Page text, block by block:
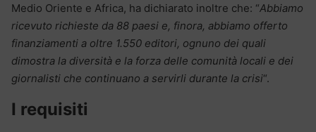
Medio Oriente e Africa, ha dichiarato inoltre che: “Abbiamo
ricevuto richieste da 88 paesi e, finora, abbiamo offerto
finanziamenti a oltre 1.550 editori, ognuno dei quali
dimostra la diversità e la forza delle comunità locali e dei
giornalisti che continuano a servirli durante la crisi“.
I requisiti